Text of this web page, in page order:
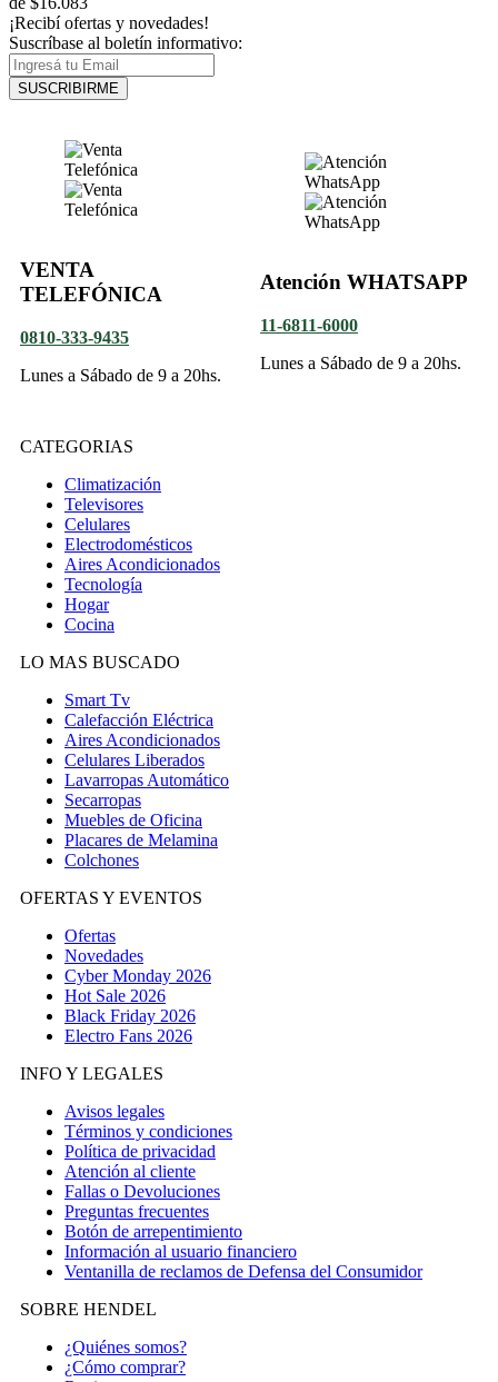
¡Recibí ofertas y novedades!
Suscríbase al boletín informativo:
SUSCRIBIRME
VENTA
TELEFÓNICA
0810-333-9435
Lunes a Sábado de 9 a 20hs.
Atención WHATSAPP
11-6811-6000
Lunes a Sábado de 9 a 20hs.
CATEGORIAS
Climatización
Televisores
Celulares
Electrodomésticos
Aires Acondicionados
Tecnología
Hogar
Cocina
LO MAS BUSCADO
Smart Tv
Calefacción Eléctrica
Aires Acondicionados
Celulares Liberados
Lavarropas Automático
Secarropas
Muebles de Oficina
Placares de Melamina
Colchones
OFERTAS Y EVENTOS
Ofertas
Novedades
Cyber Monday 2026
Hot Sale 2026
Black Friday 2026
Electro Fans 2026
INFO Y LEGALES
Avisos legales
Términos y condiciones
Política de privacidad
Atención al cliente
Fallas o Devoluciones
Preguntas frecuentes
Botón de arrepentimiento
Información al usuario financiero
Ventanilla de reclamos de Defensa del Consumidor
SOBRE HENDEL
¿Quiénes somos?
¿Cómo comprar?